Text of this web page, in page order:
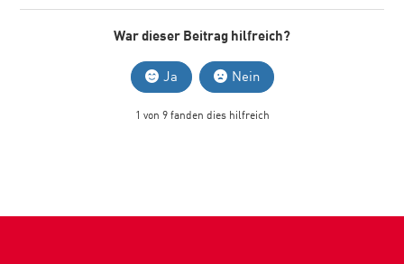
War dieser Beitrag hilfreich?
Ja Nein
1 von 9 fanden dies hilfreich